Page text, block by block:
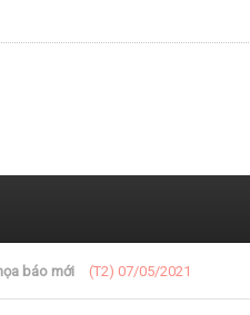
(T2) 07/05/2021